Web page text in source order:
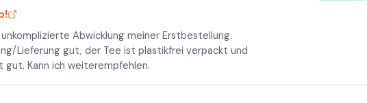
Abwicklung meiner Erstbestellung.
Lieferung gut, der Tee ist plastikfrei verpackt und
gut. Kann ich weiterempfehlen.